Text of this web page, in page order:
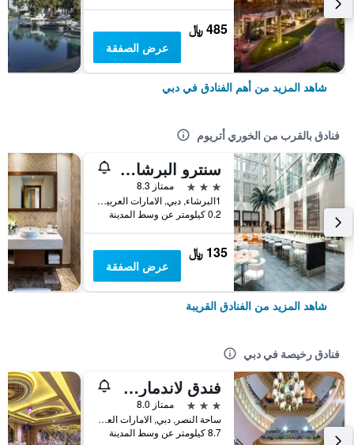
485 ﷼
عرض الصفقة
شاهد المزيد من أهم الفنادق في دبي
فنادق بالقرب من الخوري أتريوم
سنترو البرشاء من روتانا
3 نجوم
ممتاز 8.3
1البرشاء, دبي, الامارات العربية المتحدة
0.2 كيلومتر عن وسط المدينة
135 ﷼
عرض الصفقة
شاهد المزيد من الفنادق القريبة
فنادق رخيصة في دبي
فندق لاندمارك بلازا
3 نجوم
ممتاز 8.0
ساحة النصر, دبي, الامارات العربية المتحدة
8.7 كيلومتر عن وسط المدينة